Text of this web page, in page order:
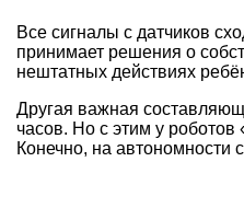
Все сигналы с датчиков
принимает решения о
нештатных действиях
Другая важная
часов. Но с этим у
Конечно, на автономности